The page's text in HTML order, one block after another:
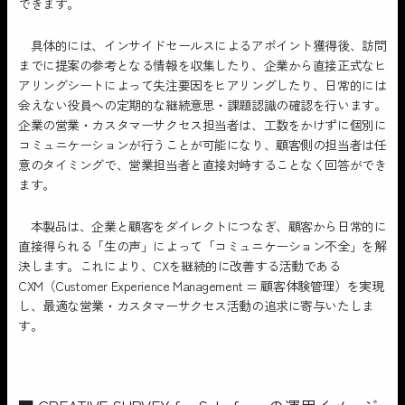
具体的には、インサイドセールスによるアポイント獲得後、訪問
までに提案の参考となる情報を収集したり、企業から直接正式なヒ
アリングシートによって失注要因をヒアリングしたり、日常的には
会えない役員への定期的な継続意思・課題認識の確認を行います。
企業の営業・カスタマーサクセス担当者は、工数をかけずに個別に
コミュニケーションが行うことが可能になり、顧客側の担当者は任
意のタイミングで、営業担当者と直接対峙することなく回答ができ
ます。
本製品は、企業と顧客をダイレクトにつなぎ、顧客から日常的に
直接得られる「生の声」によって「コミュニケーション不全」を解
決します。これにより、CXを継続的に改善する活動である
CXM（Customer Experience Management = 顧客体験管理）を実現
し、最適な営業・カスタマーサクセス活動の追求に寄与いたしま
す。